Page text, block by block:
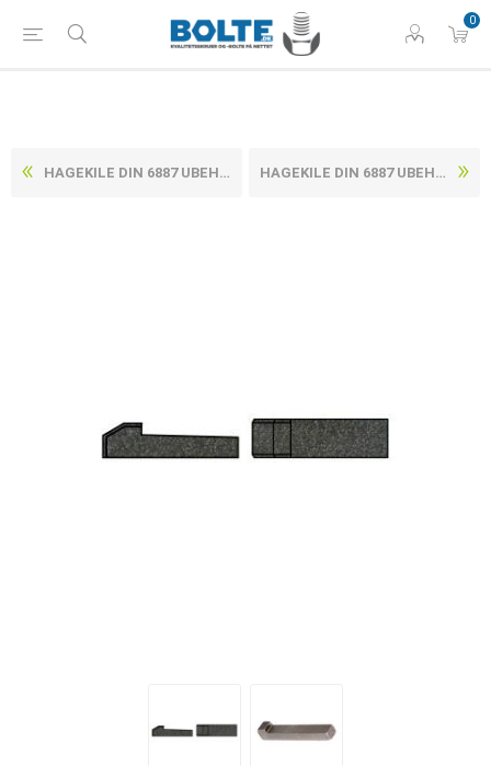
0
HAGEKILE DIN 6887 UBEHANDLET C45+C STÅL, KONISK 10X8X45 (25 STK) HAGEKILE DIN 6887 UBEHANDLET C45+C STÅL, KONISK 10X8X60 (25 STK)